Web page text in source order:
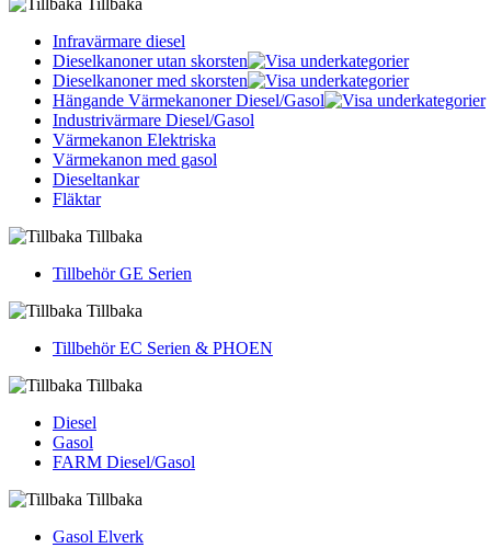
Tillbaka
Infravärmare diesel
Dieselkanoner utan skorsten
Dieselkanoner med skorsten
Hängande Värmekanoner Diesel/Gasol
Industrivärmare Diesel/Gasol
Värmekanon Elektriska
Värmekanon med gasol
Dieseltankar
Fläktar
Tillbaka
Tillbehör GE Serien
Tillbaka
Tillbehör EC Serien & PHOEN
Tillbaka
Diesel
Gasol
FARM Diesel/Gasol
Tillbaka
Gasol Elverk